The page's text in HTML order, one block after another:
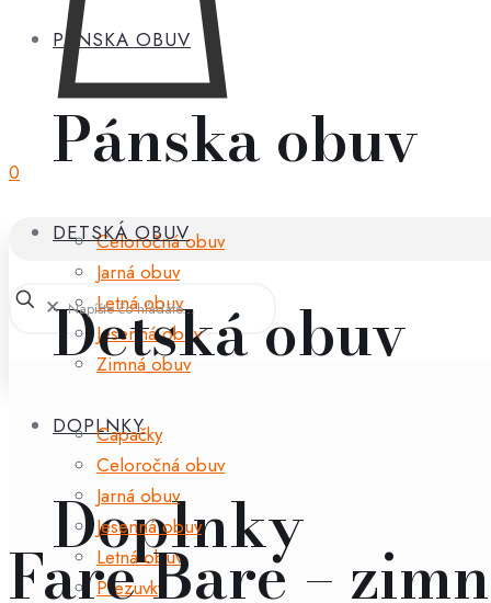
PÁNSKA OBUV
Pánska obuv
Celoročná obuv
Jarná obuv
Letná obuv
Jesenná obuv
Zimná obuv
DOPLNKY
Doplnky
0
DETSKÁ OBUV
Detská obuv
Capačky
Celoročná obuv
Jarná obuv
Jesenná obuv
Letná obuv
Prezuvky
✕
Fare Bare –